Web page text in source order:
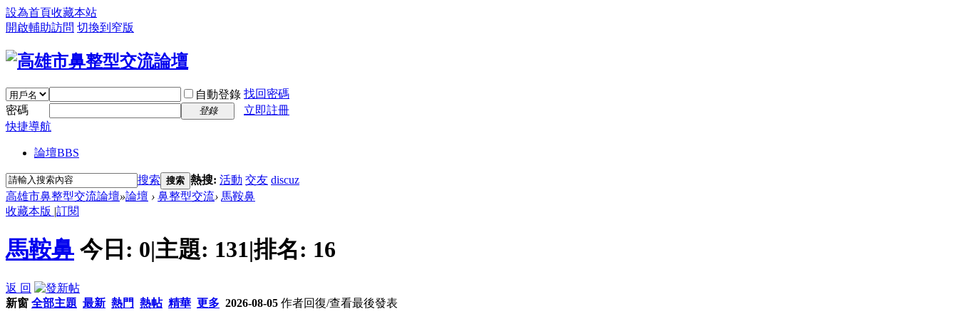
設為首頁收藏本站
開啟輔助訪問 切換到窄版
自動登錄 找回密碼
密碼
登錄
立即註冊
快捷導航
論壇BBS
搜索 搜索 熱搜: 活動 交友 discuz
高雄市鼻整型交流論壇»論壇 › 鼻整型交流› 馬鞍鼻
收藏本版 |訂閱
馬鞍鼻 今日: 0|主題: 131|排名: 16
返 回
新窗 全部主題 最新 熱門 熱帖 精華 更多 2026-08-05 作者回復/查看最後發表